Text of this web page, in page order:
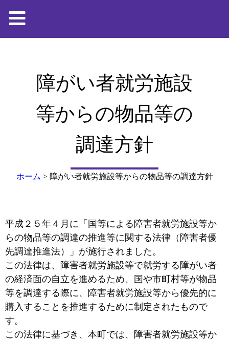
障がい者就労施設
等からの物品等の
調達方針
ホーム > 障がい者就労施設等からの物品等の調達方針
平成２５年４月に「国等による障害者就労施設等か
らの物品等の調達の推進等に関する法律（障害者優
先調達推進法）」が施行されました。
この法律は、障害者就労施設等で就労する障がい者
の経済面の自立を進めるため、国や市町村等が物品
等を調達する際に、障害者就労施設等から優先的に
購入することを推進するために制定されたもので
す。
この法律に基づき、本町では、障害者就労施設等か